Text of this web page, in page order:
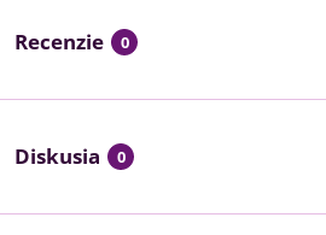
Recenzie 0
Diskusia 0